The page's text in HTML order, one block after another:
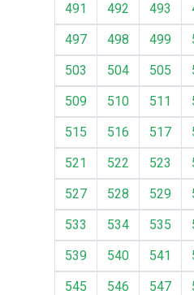
491
492 493
497
498 499
503
504 505
509
510 511
515
516 517
521
522 523
527
528 529
533
534 535
539
540 541
545
546 547